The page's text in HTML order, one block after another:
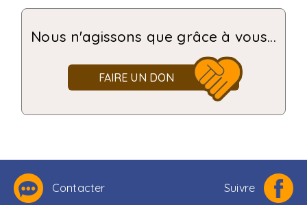
Nous n'agissons que grâce à vous...
FAIRE UN DON
Contacter Suivre